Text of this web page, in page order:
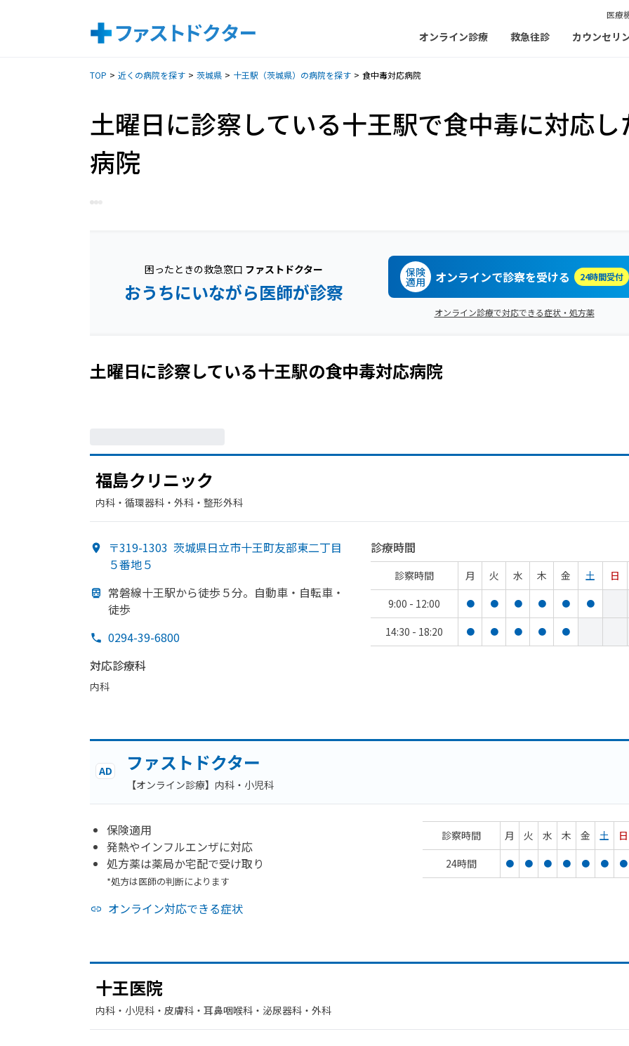
医療
オンライン診療 救急往診 カウンセリ
TOP 近くの病院を探す 茨城県 十王駅（茨城県）の病院を探す 食中毒対応病院
土曜日に診察している十王駅で食中毒に対応し
病院
困ったときの救急窓口 ファストドクター
おうちにいながら医師が診察
保険
適用 オンラインで診察を受ける 24時間受付
オンライン診療で対応できる症状・処方薬
土曜日に診察している十王駅の食中毒対応病院
福島クリニック
内科・​循環器科・​外科・​整形外科
〒319-1303 茨城県日立市十王町友部東二丁目
５番地５
常磐線十王駅から徒歩５分。 自動車・ 自転車・
徒歩
0294-39-6800
対応診療科
内科
診療時間
診察時間 月 火 水 木 金 土
日
9:00 - 12:00
● ● ● ● ● ●
14:30 - 18:20 ● ● ● ● ●
AD ファストドクター
【オンライン診療】内科・小児科
保険適用
発熱やインフルエンザに対応
処方薬は薬局か宅配で受け取り
*処方は医師の判断によります
オンライン対応できる症状
診察時間 月 火 水 木 金 土
日
24時間
● ● ● ● ● ● ●
十王医院
内科・​小児科・​皮膚科・​耳鼻咽喉科・​泌尿器科・​外科